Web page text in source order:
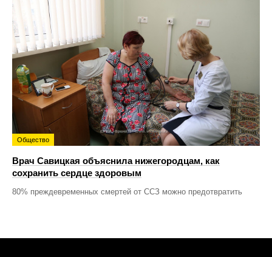
Общество
Врач Савицкая объяснила нижегородцам, как
сохранить сердце здоровым
80% преждевременных смертей от ССЗ можно предотвратить